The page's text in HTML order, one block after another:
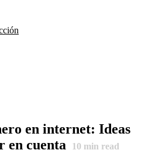
en internet: Ideas
en cuenta
10 min read